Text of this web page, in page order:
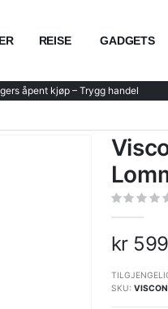
REISE GADGETS
åpent kjøp – Trygg handel
kr
SKU